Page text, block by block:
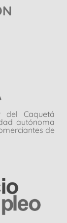
del Caquetá
autónoma
de